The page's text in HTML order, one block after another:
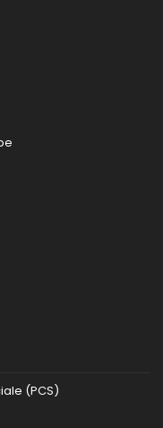
(PCS)